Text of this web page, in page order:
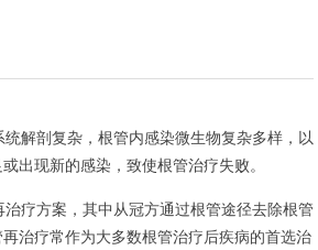
解剖复杂，根管内感染微生物复杂多样，以
出现新的感染，致使根管治疗失败。
疗方案，其中从冠方通过根管途径去除根管
治疗常作为大多数根管治疗后疾病的首选治